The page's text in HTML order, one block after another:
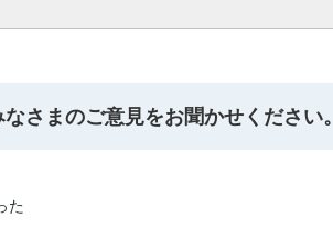
さまのご意見をお聞かせください。
た